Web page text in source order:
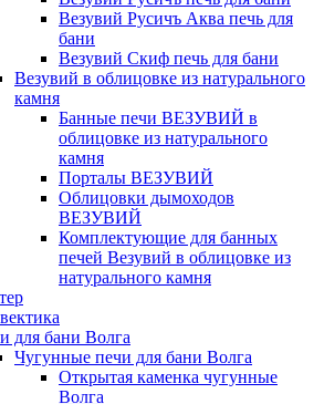
Везувий Русичъ Аква печь для
бани
Везувий Скиф печь для бани
Везувий в облицовке из натурального
камня
Банные печи ВЕЗУВИЙ в
облицовке из натурального
камня
Порталы ВЕЗУВИЙ
Облицовки дымоходов
ВЕЗУВИЙ
Комплектующие для банных
печей Везувий в облицовке из
натурального камня
для бани Волга
Чугунные печи для бани Волга
Открытая каменка чугунные
Волга